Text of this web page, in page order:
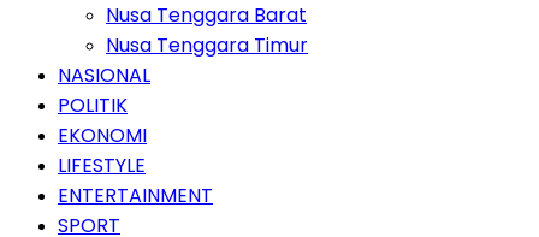
Nusa Tenggara Barat
Nusa Tenggara Timur
NASIONAL
POLITIK
EKONOMI
LIFESTYLE
ENTERTAINMENT
SPORT